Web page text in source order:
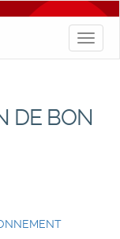
Toggle
DE BON